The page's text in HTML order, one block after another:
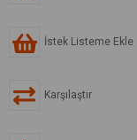
İstek Listeme Ekle
Karşılaştır